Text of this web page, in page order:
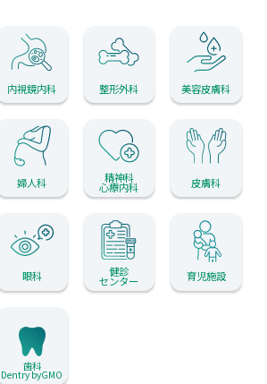
内視鏡内科 整形外科 美容皮膚科
婦人科 精神科
心療内科 皮膚科
眼科 健診
センター 育児施設
歯科
Dentry byGMO